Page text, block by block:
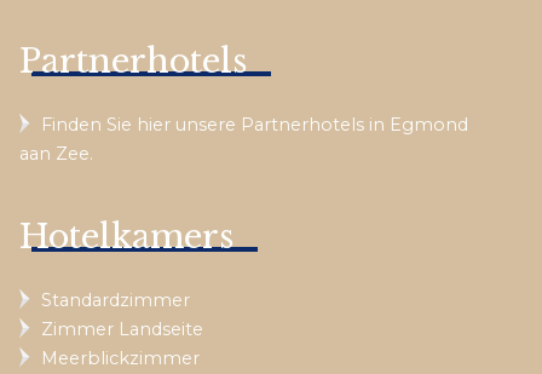
Partnerhotels
Finden Sie hier unsere Partnerhotels in Egmond
aan Zee.
Hotelkamers
Standardzimmer
Zimmer Landseite
Meerblickzimmer